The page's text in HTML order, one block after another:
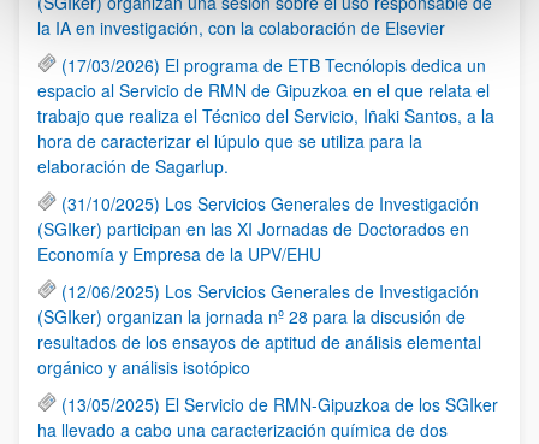
la IA en investigación, con la colaboración de Elsevier
(17/03/2026) El programa de ETB Tecnólopis dedica un
espacio al Servicio de RMN de Gipuzkoa en el que relata el
trabajo que realiza el Técnico del Servicio, Iñaki Santos, a la
hora de caracterizar el lúpulo que se utiliza para la
elaboración de Sagarlup.
(31/10/2025) Los Servicios Generales de Investigación
(SGIker) participan en las XI Jornadas de Doctorados en
Economía y Empresa de la UPV/EHU
(12/06/2025) Los Servicios Generales de Investigación
(SGIker) organizan la jornada nº 28 para la discusión de
resultados de los ensayos de aptitud de análisis elemental
orgánico y análisis isotópico
(13/05/2025) El Servicio de RMN-Gipuzkoa de los SGIker
ha llevado a cabo una caracterización química de dos